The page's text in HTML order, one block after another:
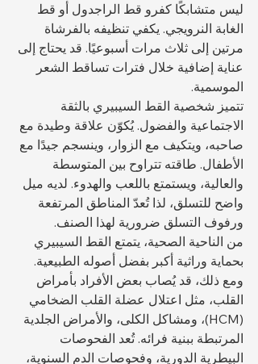
ليس متشابكًا كفرو قط الراجدول أو قط
الغابة النرويجي. يكفي تنظيفه بالفرشاة
مرتين إلى ثلاث مرات أسبوعيًا. قد يحتاج إلى
عناية إضافية خلال فترات تساقط الشعر
الموسمية.
تتميز شخصية القط السيبيري بالثقة
الاجتماعية والفضول. يُكوّن علاقة وطيدة مع
صاحبه، ويتكيف مع الزوار، وينسجم جيدًا مع
الأطفال. طاقته تتراوح بين المتوسطة
والعالية، ويستمتع باللعب والهدوء. لديه ميل
واضح للتسلق، لذا تُعدّ المناطق المرتفعة
ورفوف التسلق ضرورية لهذا الصنف.
من الناحية الصحية، يتمتع القط السيبيري
بحماية وراثية أكبر بفضل أصوله الطبيعية.
ومع ذلك، قد يُصاب بعض الأفراد بأمراض
القلب، مثل اعتلال عضلة القلب الضخامي
(HCM)، ومشاكل الكلى، والأمراض الجلدية
المرتبطة ببنية فرائه. تُعد الفحوصات
البيطرية الدورية، وفحوصات الدم السنوية،